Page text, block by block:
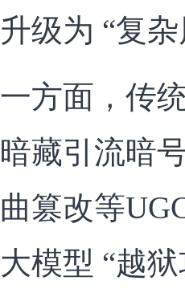
升级为 “复杂
一方面，传
暗藏引流暗
曲篡改等
大模型 “越